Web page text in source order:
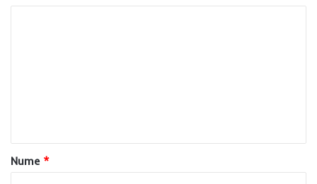
a
r
Nume *